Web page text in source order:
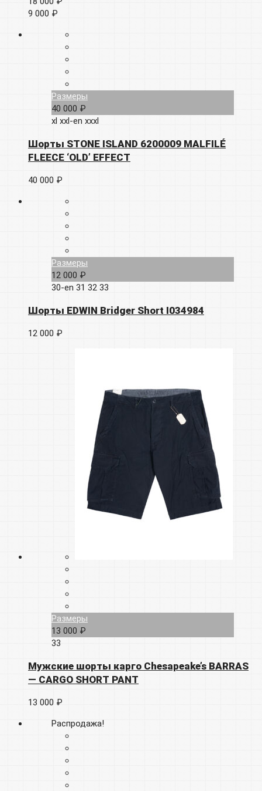
9 000 ₽
Размеры
40 000 ₽
xl xxl-en xxxl
Шорты STONE ISLAND 6200009 MALFILÉ
FLEECE ‘OLD’ EFFECT
40 000 ₽
Размеры
12 000 ₽
30-en 31 32 33
Шорты EDWIN Bridger Short I034984
12 000 ₽
Размеры
13 000 ₽
33
Мужские шорты карго Chesapeake’s BARRAS
— CARGO SHORT PANT
13 000 ₽
Распродажа!